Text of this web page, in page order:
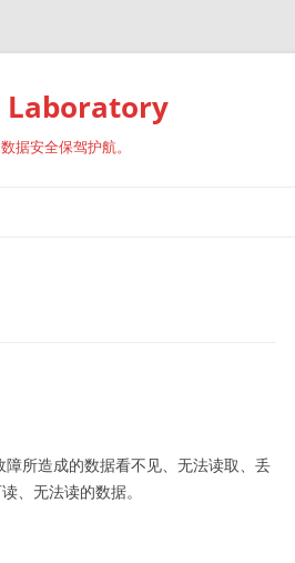
Laboratory
据安全保驾护航。
所造成的数据看不见、无法读取、丢
、无法读的数据。